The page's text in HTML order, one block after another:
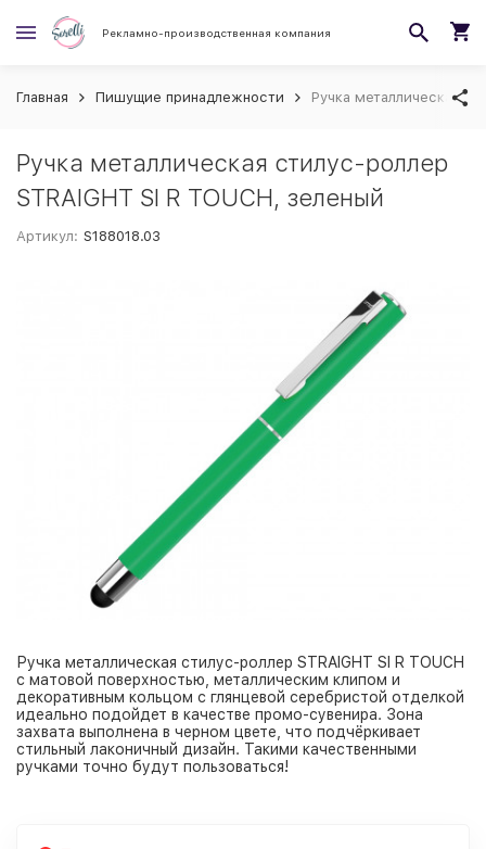
Рекламно-производственная компания
Главная Пишущие принадлежности Ручка металлическая
Ручка металлическая стилус-роллер
STRAIGHT SI R TOUCH, зеленый
Артикул: S188018.03
Ручка металлическая стилус-роллер STRAIGHT SI R TOUCH
с матовой поверхностью, металлическим клипом и
декоративным кольцом с глянцевой серебристой отделкой
идеально подойдет в качестве промо-сувенира. Зона
захвата выполнена в черном цвете, что подчёркивает
стильный лаконичный дизайн. Такими качественными
ручками точно будут пользоваться!